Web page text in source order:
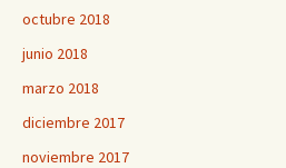
octubre 2018
junio 2018
marzo 2018
diciembre 2017
noviembre 2017